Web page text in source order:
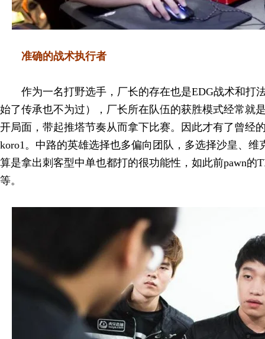
准确的战术执行者
作为一名打野选手，厂长的存在也是EDG战术和打
始了传承也不为过），厂长所在队伍的获胜模式经常就
开局面，带起推塔节奏从而拿下比赛。因此才有了曾经
koro1。中路的英雄选择也多偏向团队，多选择沙皇、维
算是拿出刺客型中单也都打的很功能性，如此前pawn的
等。